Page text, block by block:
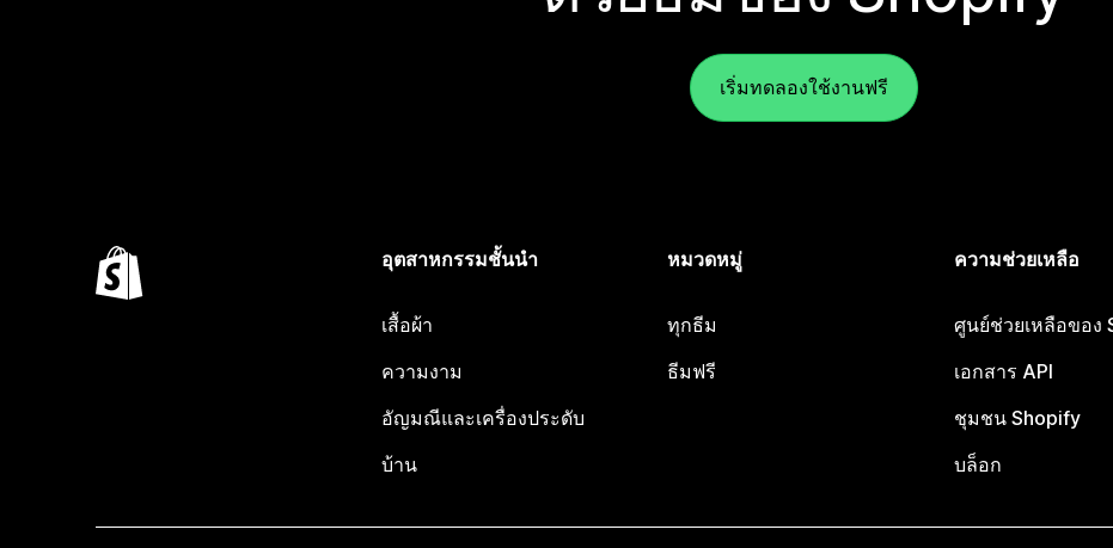
เริ่มทดลองใช้งานฟรี
อุตสาหกรรมชั้นนำ
เสื้อผ้า
ความงาม
อัญมณีและเครื่องประดับ
บ้าน
หมวดหมู่
ทุกธีม
ธีมฟรี
ความช่วยเหลือ
ศูนย์ช่วยเหลือของ
เอกสาร API
ชุมชน Shopify
บล็อก